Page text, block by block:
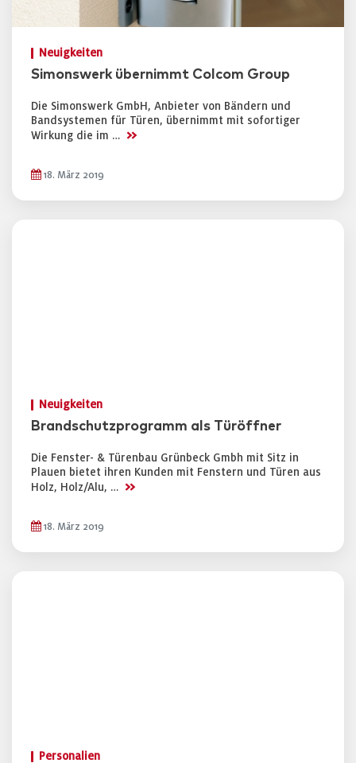
Neuigkeiten
Simonswerk übernimmt Colcom Group
Die Simonswerk GmbH, Anbieter von Bändern und
Bandsystemen für Türen, übernimmt mit sofortiger
Wirkung die im … >>
18. März 2019
Neuigkeiten
Brandschutzprogramm als Türöffner
Die Fenster- & Türenbau Grünbeck Gmbh mit Sitz in
Plauen bietet ihren Kunden mit Fenstern und Türen aus
Holz, Holz/Alu, … >>
18. März 2019
Personalien